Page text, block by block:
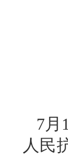
7月
人民